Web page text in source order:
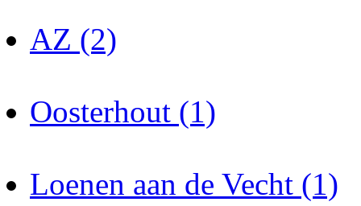
AZ (2)
Oosterhout (1)
Loenen aan de Vecht (1)